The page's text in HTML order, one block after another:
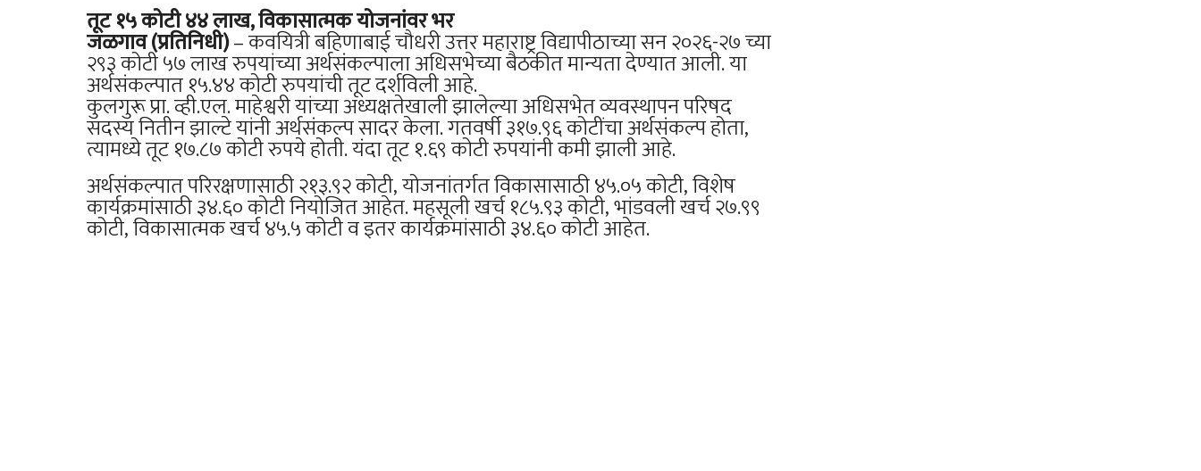
तूट १५ कोटी ४४ लाख, विकासात्मक योजनांवर भर
जळगाव (प्रतिनिधी)– कवयित्री बहिणाबाई चौधरी उत्तर महाराष्ट्र विद्यापीठाच्या सन २०२६-२७ च्या
२९३ कोटी ५७ लाख रुपयांच्या अर्थसंकल्पाला अधिसभेच्या बैठकीत मान्यता देण्यात आली. या
अर्थसंकल्पात १५.४४ कोटी रुपयांची तूट दर्शविली आहे.
कुलगुरू प्रा. व्ही.एल. माहेश्वरी यांच्या अध्यक्षतेखाली झालेल्या अधिसभेत व्यवस्थापन परिषद
सदस्य नितीन झाल्टे यांनी अर्थसंकल्प सादर केला. गतवर्षी ३१७.९६ कोटींचा अर्थसंकल्प होता,
त्यामध्ये तूट १७.८७ कोटी रुपये होती. यंदा तूट १.६९ कोटी रुपयांनी कमी झाली आहे.
अर्थसंकल्पात परिरक्षणासाठी २१३.९२ कोटी, योजनांतर्गत विकासासाठी ४५.०५ कोटी, विशेष
कार्यक्रमांसाठी ३४.६० कोटी नियोजित आहेत. महसूली खर्च १८५.९३ कोटी, भांडवली खर्च २७.९९
कोटी, विकासात्मक खर्च ४५.५ कोटी व इतर कार्यक्रमांसाठी ३४.६० कोटी आहेत.